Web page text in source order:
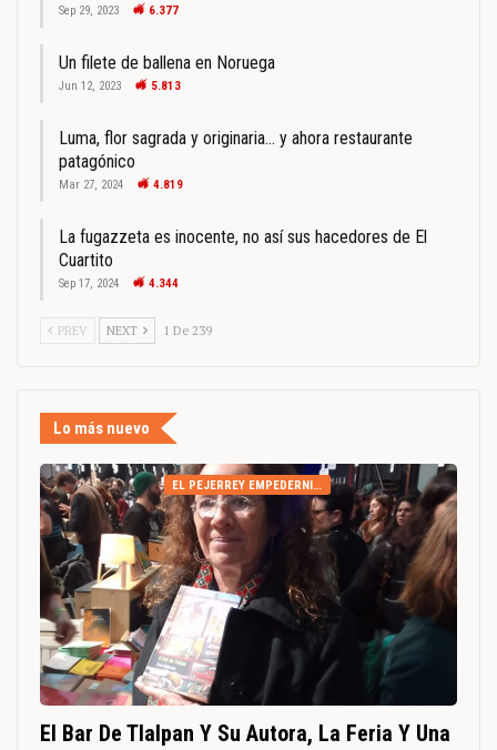
Sep 29, 2023 6.377
Un filete de ballena en Noruega
Jun 12, 2023 5.813
Luma, flor sagrada y originaria… y ahora restaurante
patagónico
Mar 27, 2024 4.819
La fugazzeta es inocente, no así sus hacedores de El
Cuartito
Sep 17, 2024 4.344
PREV NEXT 1 De 239
Lo más nuevo
EL PEJERREY EMPEDERNIDO
El Bar De Tlalpan Y Su Autora, La Feria Y Una